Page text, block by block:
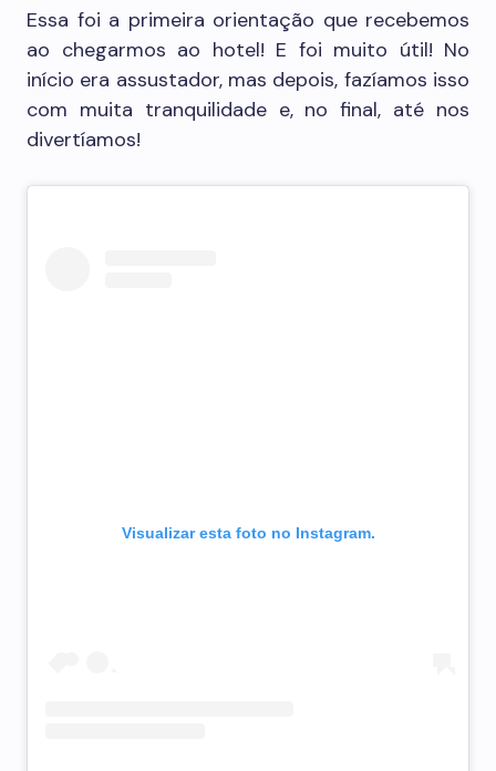
Essa foi a primeira orientação que recebemos
ao chegarmos ao hotel! E foi muito útil! No
início era assustador, mas depois, fazíamos isso
com muita tranquilidade e, no final, até nos
divertíamos!
Visualizar esta foto no Instagram.